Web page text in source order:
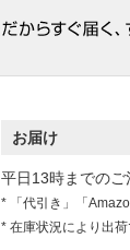
お届け
平日13時までのご
* 「代引き」「
* 在庫状況により出荷